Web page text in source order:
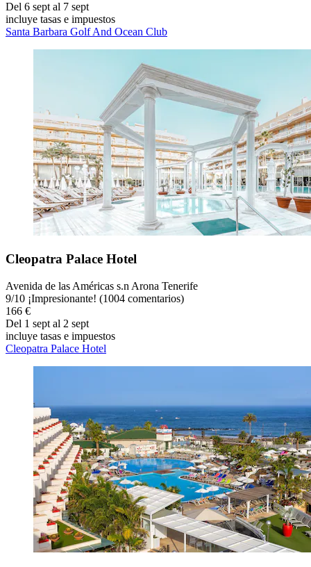
Del 6 sept al 7 sept
incluye tasas e impuestos
Santa Barbara Golf And Ocean Club
Cleopatra Palace Hotel
Avenida de las Américas s.n Arona Tenerife
9/10 ¡Impresionante! (1004 comentarios)
166 €
Del 1 sept al 2 sept
incluye tasas e impuestos
Cleopatra Palace Hotel